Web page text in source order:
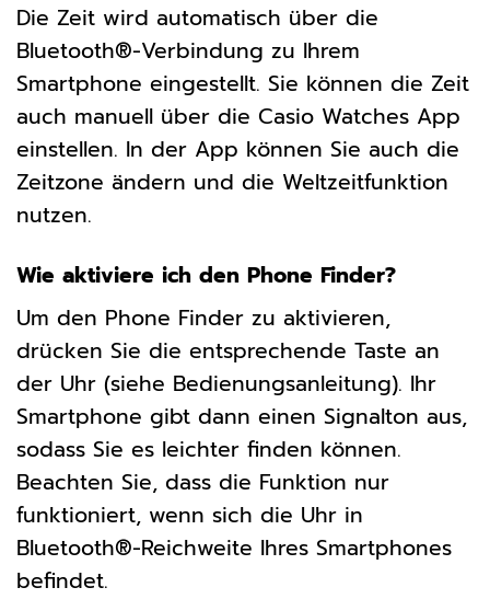
Die Zeit wird automatisch über die
Bluetooth®-Verbindung zu Ihrem
Smartphone eingestellt. Sie können die Zeit
auch manuell über die Casio Watches App
einstellen. In der App können Sie auch die
Zeitzone ändern und die Weltzeitfunktion
nutzen.
Wie aktiviere ich den Phone Finder?
Um den Phone Finder zu aktivieren,
drücken Sie die entsprechende Taste an
der Uhr (siehe Bedienungsanleitung). Ihr
Smartphone gibt dann einen Signalton aus,
sodass Sie es leichter finden können.
Beachten Sie, dass die Funktion nur
funktioniert, wenn sich die Uhr in
Bluetooth®-Reichweite Ihres Smartphones
befindet.